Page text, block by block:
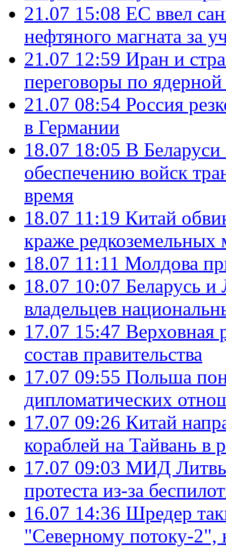
21.07 15:08 ЕС ввел
нефтяного магната за
21.07 12:59 Иран и
переговоры по
21.07 08:54 Россия
в Германии
18.07 18:05 В
обеспечению войск
время
18.07 11:19 Китай
краже редкоземельных
18.07 11:11 Молдова
18.07 10:07 Беларусь
владельцев
17.07 15:47 Верховная
состав правительства
17.07 09:55 Польша
дипломатических
17.07 09:26 Китай
кораблей на Тайвань в
17.07 09:03 МИД Литвы
протеста из-за
16.07 14:36 Шредер
"Северному потоку-2",